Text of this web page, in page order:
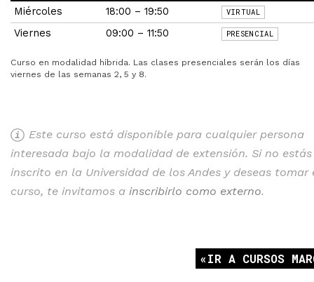
Miércoles 18:00 – 19:50 VIRTUAL
Viernes 09:00 – 11:50 PRESENCIAL
Curso en modalidad híbrida. Las clases presenciales serán los días
viernes de las semanas 2, 5 y 8.
Este curso está disponible para cualquier persona
interesada bajo la modalidad de extensión. Si no estás
inscrito en la Universidad de los Andes y deseas tomar
curso, te invitamos a inscribirlo como externo.
IR A CURSOS